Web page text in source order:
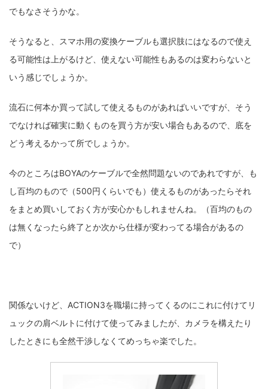
でもなさそうかな。
そうなると、スマホ用の変換ケーブルも選択肢にはなるので使え
る可能性は上がるけど、使えない可能性もあるのは変わらないと
いう感じでしょうか。
流石に何本か買って試して使えるものがあればいいですが、そう
でなければ確実に動くものを買う方が安い場合もあるので、底を
どう考えるかって所でしょうか。
今のところはBOYAのケーブルで全然問題ないのであれですが、も
し百均のもので（500円くらいでも）使えるものがあったらそれ
をまとめ買いしておく方が安心かもしれませんね。（百均のもの
は無くなったら終了とか次から仕様が変わってる場合があるの
で）
関係ないけど、ACTION3を職場に持ってくるのにこれに付けてリ
ュックの肩ベルトに付けて使ってみましたが、カメラを構えたり
したときにも全然干渉しなくてめっちゃ楽でした。